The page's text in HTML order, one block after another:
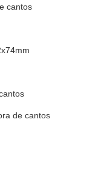
cantos
de cantos